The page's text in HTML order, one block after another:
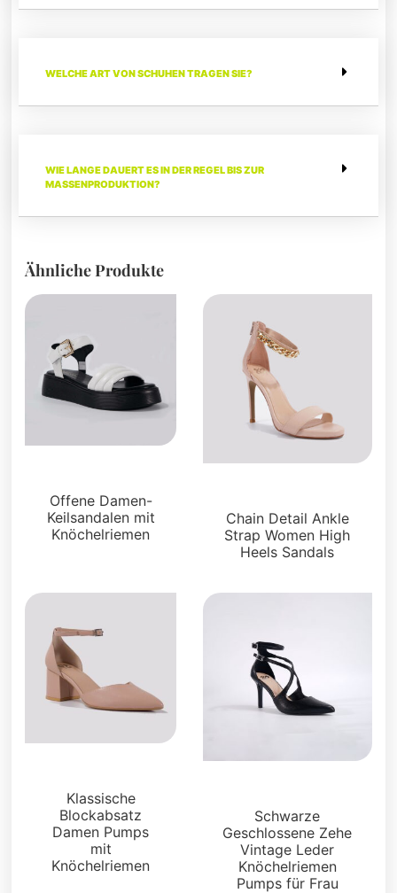
WELCHE ART VON SCHUHEN TRAGEN SIE?
WIE LANGE DAUERT ES IN DER REGEL BIS ZUR
MASSENPRODUKTION?
Ähnliche Produkte
Offene Damen-
Keilsandalen mit
Knöchelriemen
Chain Detail Ankle
Strap Women High
Heels Sandals
Klassische
Blockabsatz
Damen Pumps
mit
Knöchelriemen
Schwarze
Geschlossene Zehe
Vintage Leder
Knöchelriemen
Pumps für Frau